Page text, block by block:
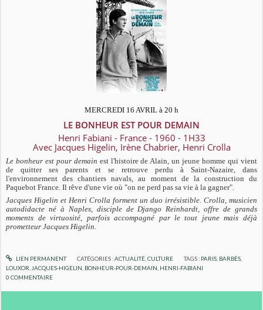
MERCREDI 16 AVRIL à 20 h
LE BONHEUR EST POUR DEMAIN
Henri Fabiani - France - 1960 - 1H33
Avec Jacques Higelin, Irène Chabrier, Henri Crolla
Le bonheur est pour demain est l'histoire de Alain, un jeune homme qui vient
de quitter ses parents et se retrouve perdu à Saint-Nazaire, dans
l'environnement des chantiers navals, au moment de la construction du
Paquebot France. Il rêve d'une vie où "on ne perd pas sa vie à la gagner".
Jacques Higelin et Henri Crolla forment un duo irrésistible. Crolla, musicien
autodidacte né à Naples, disciple de Django Reinhardt, offre de grands
moments de virtuosité, parfois accompagné par le tout jeune mais déjà
prometteur Jacques Higelin.
LIEN PERMANENT CATÉGORIES :ACTUALITÉ, CULTURE TAGS : PARIS BARBÈS
LOUXOR JACQUES-HIGELIN BONHEUR-POUR-DEMAIN HENRI-FABIANI
0 COMMENTAIRE